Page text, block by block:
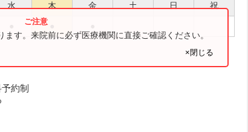
水 木 金 土 日 祝
す。来院前に必ず医療機関に直接ご確認ください。
×閉じる
約制